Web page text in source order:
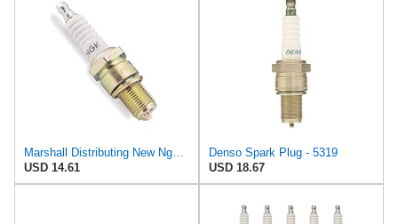
Marshall Distributing New Ngk Spark Plug, B10ES
USD 14.61
Denso Spark Plug - 5319
USD 18.67